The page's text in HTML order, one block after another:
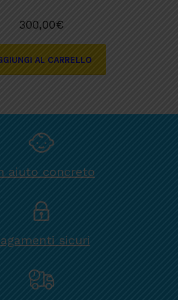
300,00€
AL CARRELLO
aiuto concreto
sicuri